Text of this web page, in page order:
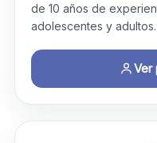
de 10 años de
adolescentes y
Ver